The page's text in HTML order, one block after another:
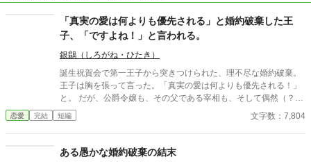
「真実の愛は何よりも優先される」と婚約破棄した王
子、「ですよね！」と言われる。
銀鶲（しろがね・ひたき）
誕生祝賀会で第一王子から突きつけられた、理不尽な婚約破棄。
王子は胸を張って言った。「真実の愛は何よりも優先される！」
と。 ​だが、公爵令嬢も、その父である宰相も、そして偶然（？）
その場に居合わせた隣国の第二王子も、全員が内心でガッツポー
ズを決めていた。 ​「あの王子なら、必ず考えなしな計画を実行す
いていた公爵家による、おそろしくスピーディーな王権強奪（セ
ルフ自滅）の記録。 ※全4話＋番外編1話のサクッと読める短編で
恋愛 完結 短編 文字数：7,804
ある愚かな婚約破棄の結末